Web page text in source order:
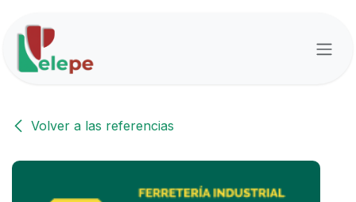
Volver a las referencias